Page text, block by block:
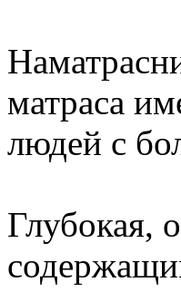
матраса
людей с
Глубокая,